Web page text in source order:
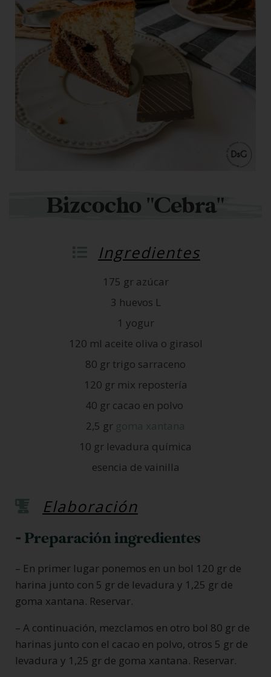
Bizcocho "Cebra"
Ingredientes
175 gr azúcar
3 huevos L
1 yogur
120 ml aceite oliva o girasol
80 gr trigo sarraceno
120 gr mix repostería
40 gr cacao en polvo
2,5 gr goma xantana
10 gr levadura química
esencia de vainilla
Elaboración
- Preparación ingredientes
– En primer lugar ponemos en un bol 120 gr de
harina junto con 5 gr de levadura y 1,25 gr de
goma xantana. Reservar.
– A continuación, mezclamos en otro bol 80 gr de
harinas junto con el cacao en polvo, otros 5 gr de
levadura y 1,25 gr de goma xantana. Reservar.